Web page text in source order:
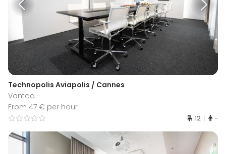
Technopolis Aviapolis / Cannes
Vantaa
From 47 € per hour
12 -